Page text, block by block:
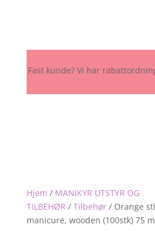
Fast kunde? Vi har rabattordning
Hjem / MANIKYR UTSTYR OG
TILBEHØR / Tilbehør/ Orange
manicure, wooden (100stk) 75